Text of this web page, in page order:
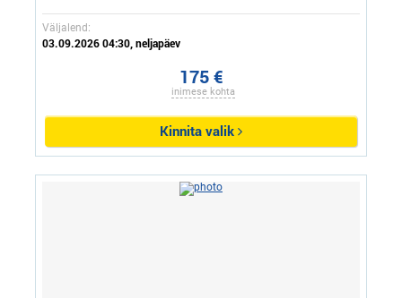
Väljalend:
03.09.2026 04:30, neljapäev
175 €
inimese kohta
Kinnita valik